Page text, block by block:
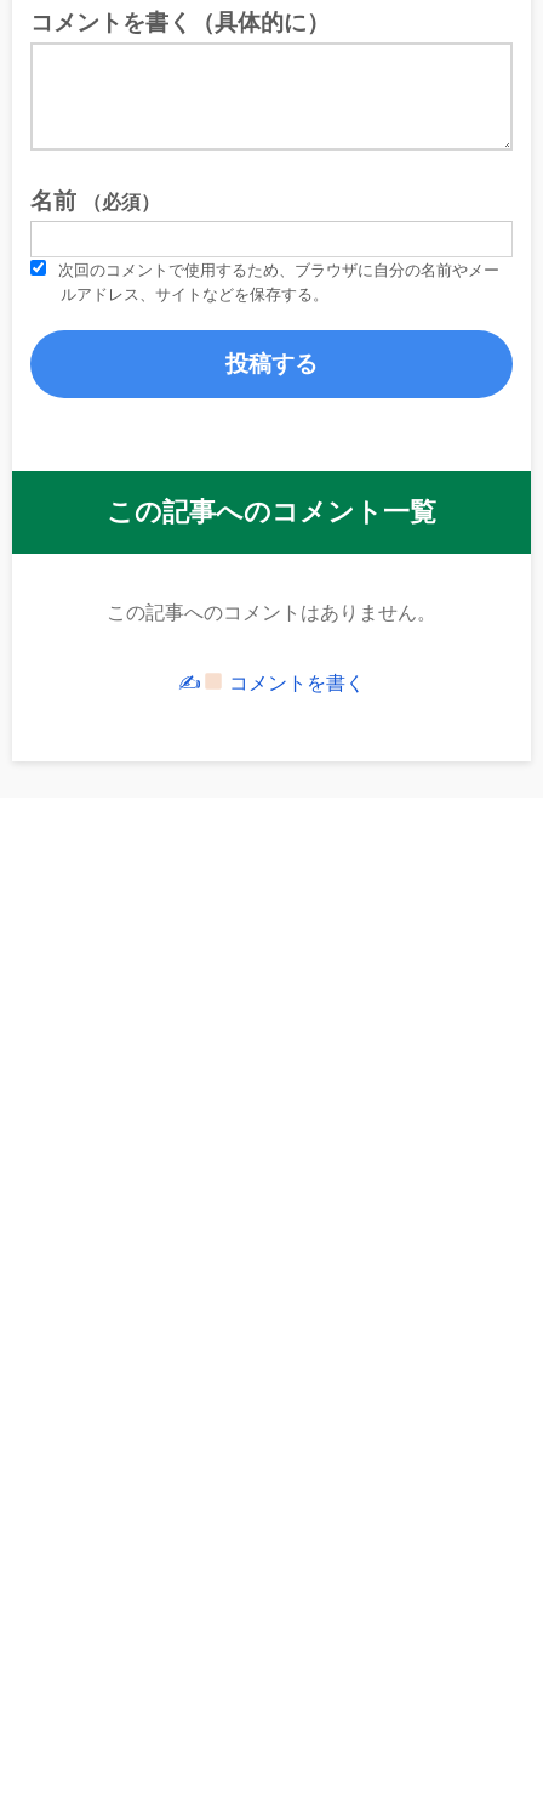
コメントを書く（具体的に）
名前 （必須）
次回のコメントで使用するため、ブラウザに自分の名前やメー
ルアドレス、サイトなどを保存する。
この記事へのコメント一覧
この記事へのコメントはありません。
✍ コメントを書く